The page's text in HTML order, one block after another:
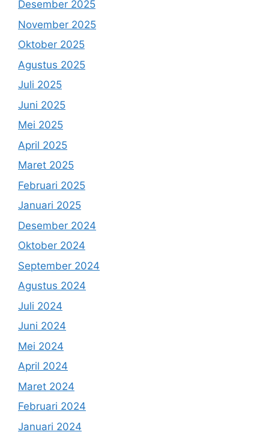
Desember 2025
November 2025
Oktober 2025
Agustus 2025
Juli 2025
Juni 2025
Mei 2025
April 2025
Maret 2025
Februari 2025
Januari 2025
Desember 2024
Oktober 2024
September 2024
Agustus 2024
Juli 2024
Juni 2024
Mei 2024
April 2024
Maret 2024
Februari 2024
Januari 2024